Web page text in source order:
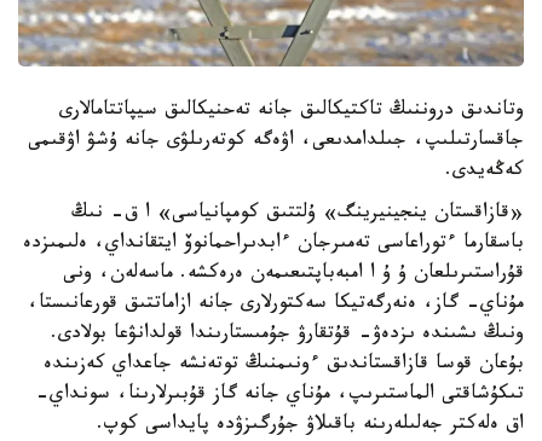
وتاندىق دروننىڭ تاكتيكالىق جانە تەحنيكالىق سيپاتتامالارى
جاقسارتىلىپ، جىلدامدىعى، اۋەگە كوتەرىلۋى جانە ۇشۋ اۋقىمى
كەڭەيدى.
«قازاقستان ينجينيرينگ» ۇلتتىق كومپانياسى» ا ق- نىڭ
باسقارما ءتوراعاسى تەمىرجان ءابدىراحمانوۆ ايتقانداي، ەلىمىزدە
قۇراستىرىلعان ۇ ۇ ا امبەباپتىعىمەن ەرەكشە. ماسەلەن، ونى
مۇناي- گاز، ەنەرگەتيكا سەكتورلارى جانە ازاماتتىق قورعانىستا،
ونىڭ ىشىندە ىزدەۋ- قۇتقارۋ جۇمىستارىندا قولدانۋعا بولادى.
بۇعان قوسا قازاقستاندىق ءونىمنىڭ توتەنشە جاعداي كەزىندە
تىكۇشاقتى الماستىرىپ، مۇناي جانە گاز قۇبىرلارىنا، سونداي-
اق ەلەكتر جەلىلەرىنە باقىلاۋ جۇرگىزۋدە پايداسى كوپ.